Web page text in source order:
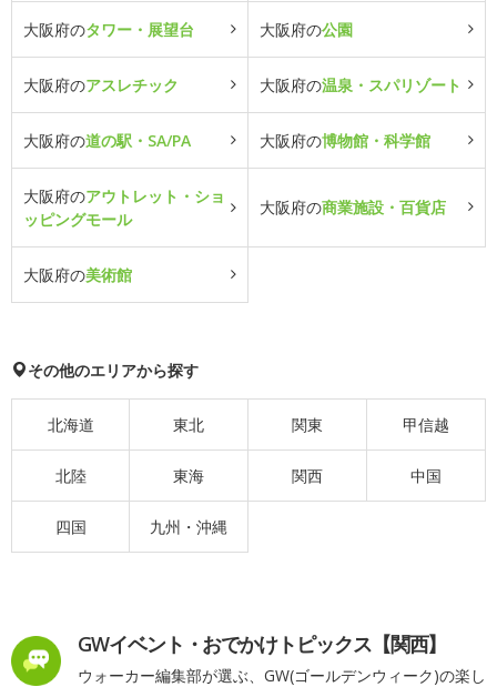
大阪府のタワー・展望台 大阪府の公園
大阪府のアスレチック 大阪府の温泉・スパリゾート
大阪府の道の駅・SA/PA 大阪府の博物館・科学館
大阪府のアウトレット・ショ
ッピングモール
大阪府の商業施設・百貨店
大阪府の美術館
その他のエリアから探す
北海道 東北 関東 甲信越
北陸 東海 関西 中国
四国 九州・沖縄
GWイベント・おでかけトピックス【関西】
ウォーカー編集部が選ぶ、GW(ゴールデンウィーク)の楽し